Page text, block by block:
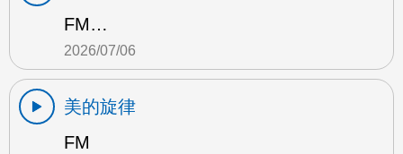
FM…
2026/07/06
美的旋律
FM